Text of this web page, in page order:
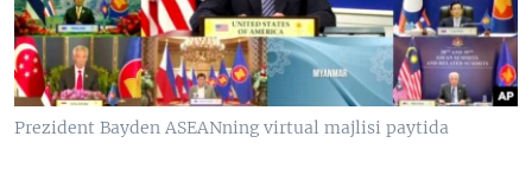
VIDEO
XABARLAR SURATLARDA
ODNOKLASSNIKI
TELEGRAM
TWITTER
Prezident Bayden ASEANning virtual majlisi paytida